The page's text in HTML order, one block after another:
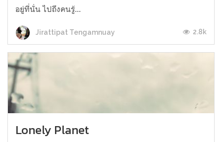
อยู่ที่นั่น ไปถึงคนรู้...
Jirattipat Tengamnuay 2.8k
Lonely Planet